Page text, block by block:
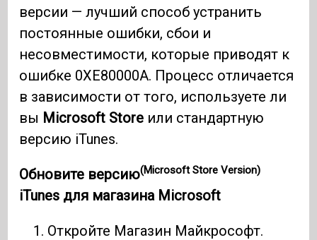
версии — лучший способ устранить
постоянные ошибки, сбои и
несовместимости, которые приводят к
ошибке 0XE80000A. Процесс отличается
в зависимости от того, используете ли
вы Microsoft Store или стандартную
версию iTunes.
Обновите версию(Microsoft Store Version)
iTunes для магазина Microsoft
Откройте Магазин Майкрософт.